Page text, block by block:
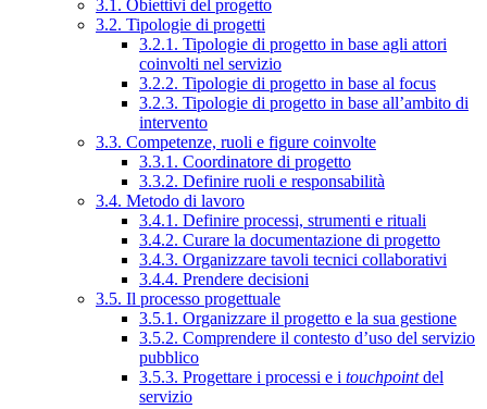
3.1. Obiettivi del progetto
3.2. Tipologie di progetti
3.2.1. Tipologie di progetto in base agli attori
coinvolti nel servizio
3.2.2. Tipologie di progetto in base al focus
3.2.3. Tipologie di progetto in base all’ambito di
intervento
3.3. Competenze, ruoli e figure coinvolte
3.3.1. Coordinatore di progetto
3.3.2. Definire ruoli e responsabilità
3.4. Metodo di lavoro
3.4.1. Definire processi, strumenti e rituali
3.4.2. Curare la documentazione di progetto
3.4.3. Organizzare tavoli tecnici collaborativi
3.4.4. Prendere decisioni
3.5. Il processo progettuale
3.5.1. Organizzare il progetto e la sua gestione
3.5.2. Comprendere il contesto d’uso del servizio
pubblico
3.5.3. Progettare i processi e i touchpointdel
servizio